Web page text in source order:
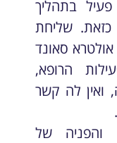
בתהליך
כזאת. שליחת
סאונד
הרופא,
ואין לה קשר
והפניה של